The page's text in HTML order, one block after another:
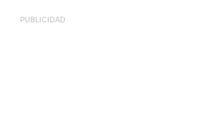
PUBLICIDAD